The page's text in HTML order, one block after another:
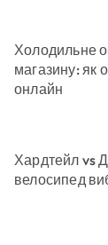
Холодильне
магазину: як
онлайн
Хардтейл vs
велосипед